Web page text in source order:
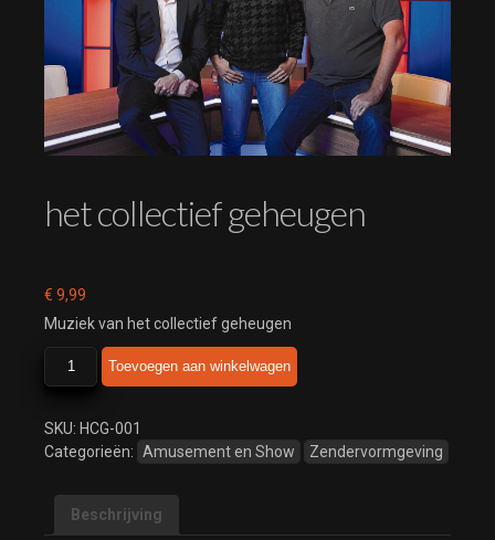
het collectief geheugen
€ 9,99
Muziek van het collectief geheugen
collectief
aantal
Toevoegen aan winkelwagen
SKU: HCG-001
Categorieën: Amusement en Show Zendervormgeving
Beschrijving